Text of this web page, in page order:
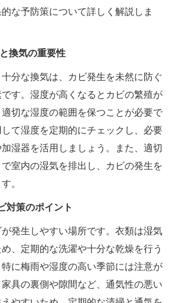
な予防策について詳しく解説しま
換気の重要性
分な換気は、カビ発生を未然に防ぐ
す。湿度が高くなるとカビの繁殖が
切な湿度の範囲を保つことが必要で
て湿度を定期的にチェックし、必要
湿器を活用しましょう。また、適切
室内の湿気を排出し、カビの発生を
。
対策のポイント
発生しやすい場所です。衣類は湿気
、定期的な洗濯や十分な乾燥を行う
に梅雨や湿度の高い季節には注意が
具の裏側や隙間など、通気性の悪い